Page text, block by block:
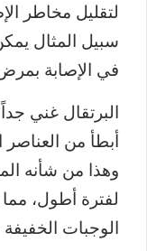
لتقليل مخاطر
سبيل المثال
في الإصابة
البرتقال غني
أبطأ من العناصر
وهذا من شأنه
لفترة أطول،
الوجبات